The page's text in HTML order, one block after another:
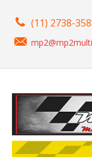
(11) 2738-